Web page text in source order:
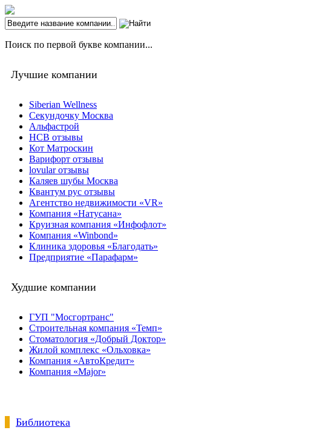
Поиск по первой букве компании...
Лучшие компании
Siberian Wellness
Секундочку Москва
Альфастрой
НСВ отзывы
Кот Матроскин
Варифорт отзывы
lovular отзывы
Каляев шубы Москва
Квантум рус отзывы
Агентство недвижимости «VR»
Компания «Натусана»
Круизная компания «Инфофлот»
Компания «Winbond»
Клиника здоровья «Благодать»
Предприятие «Парафарм»
Худшие компании
ГУП "Мосгортранс"
Строительная компания «Темп»
Стоматология «Добрый Доктор»
Жилой комплекс «Ольховка»
Компания «АвтоКредит»
Компания «Major»
Библиотека